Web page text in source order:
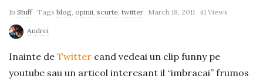
In Stuff Tags blog, opinii, scurte, twitter March 18, 2011 41 Views
Andrei
Inainte de Twitter cand vedeai un clip funny pe
youtube sau un articol interesant il “imbracai” frumos